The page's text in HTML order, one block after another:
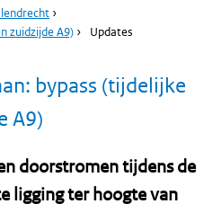
›
zuidzijde A9) › Updates
bypass (tijdelijke
A9)
doorstromen tijdens de
ligging ter hoogte van